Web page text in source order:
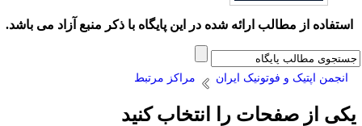
استفاده از مطالب ارائه شده در این پایگاه با ذکر منبع آزاد می باشد.
انجمن اپتیک و فوتونیک ایران مراکز مرتبط
از صفحات را انتخاب کنید